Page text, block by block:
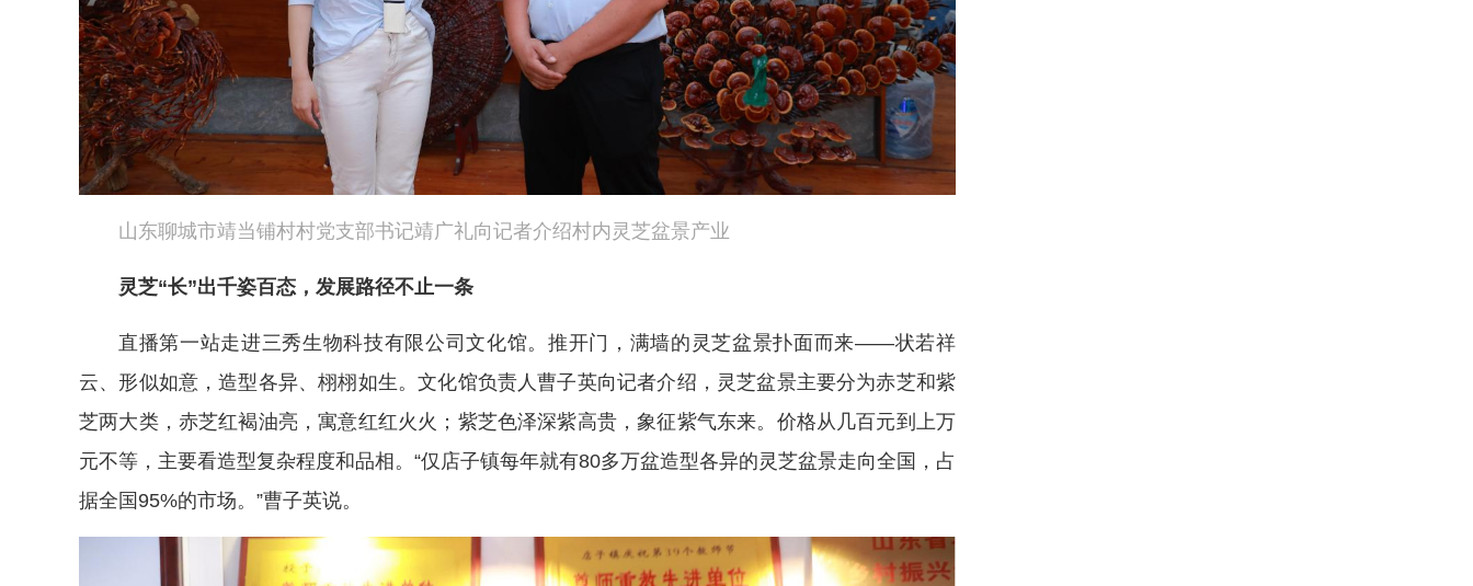
山东聊城市靖当铺村村党支部书记靖广礼向记者介绍村内灵芝盆景产业
灵芝“长”出千姿百态，发展路径不止一条
直播第一站走进三秀生物科技有限公司文化馆。推开门，满墙的灵芝盆景扑面而来——状若祥
云、形似如意，造型各异、栩栩如生。文化馆负责人曹子英向记者介绍，灵芝盆景主要分为赤芝和紫
芝两大类，赤芝红褐油亮，寓意红红火火；紫芝色泽深紫高贵，象征紫气东来。价格从几百元到上万
元不等，主要看造型复杂程度和品相。“仅店子镇每年就有80多万盆造型各异的灵芝盆景走向全国，占
据全国95%的市场。”曹子英说。